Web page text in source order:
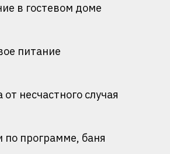
в гостевом доме
питание
от несчастного случая
по программе, баня